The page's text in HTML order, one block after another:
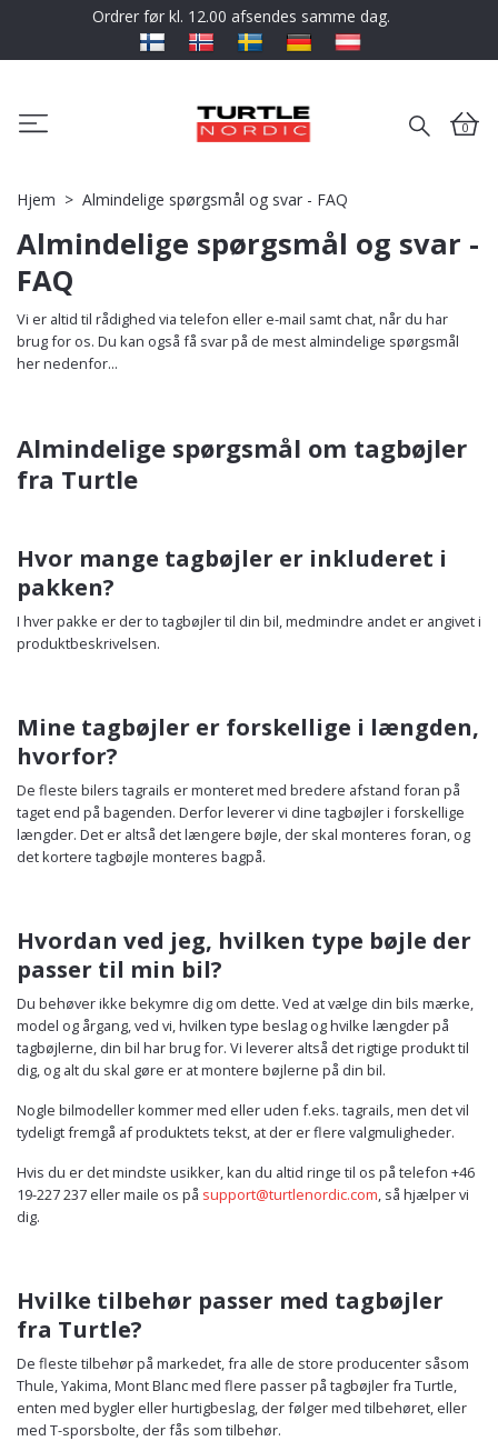
Ordrer før kl. 12.00 afsendes samme dag.
0
Hjem Almindelige spørgsmål og svar - FAQ
Almindelige spørgsmål og svar -
FAQ
Vi er altid til rådighed via telefon eller e-mail samt chat, når du har
brug for os. Du kan også få svar på de mest almindelige spørgsmål
her nedenfor...
Almindelige spørgsmål om tagbøjler
fra Turtle
Hvor mange tagbøjler er inkluderet i
pakken?
I hver pakke er der to tagbøjler til din bil, medmindre andet er angivet i
produktbeskrivelsen.
Mine tagbøjler er forskellige i længden,
hvorfor?
De fleste bilers tagrails er monteret med bredere afstand foran på
taget end på bagenden. Derfor leverer vi dine tagbøjler i forskellige
længder. Det er altså det længere bøjle, der skal monteres foran, og
det kortere tagbøjle monteres bagpå.
Hvordan ved jeg, hvilken type bøjle der
passer til min bil?
Du behøver ikke bekymre dig om dette. Ved at vælge din bils mærke,
model og årgang, ved vi, hvilken type beslag og hvilke længder på
tagbøjlerne, din bil har brug for. Vi leverer altså det rigtige produkt til
dig, og alt du skal gøre er at montere bøjlerne på din bil.
Nogle bilmodeller kommer med eller uden f.eks. tagrails, men det vil
tydeligt fremgå af produktets tekst, at der er flere valgmuligheder.
Hvis du er det mindste usikker, kan du altid ringe til os på telefon +46
19-227 237 eller maile os på support@turtlenordic.com, så hjælper vi
dig.
Hvilke tilbehør passer med tagbøjler
fra Turtle?
De fleste tilbehør på markedet, fra alle de store producenter såsom
Thule, Yakima, Mont Blanc med flere passer på tagbøjler fra Turtle,
enten med bygler eller hurtigbeslag, der følger med tilbehøret, eller
med T-sporsbolte, der fås som tilbehør.